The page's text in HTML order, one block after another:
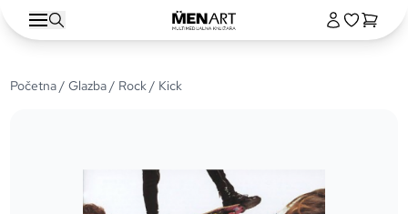
Početna/Glazba/ Rock/ Kick